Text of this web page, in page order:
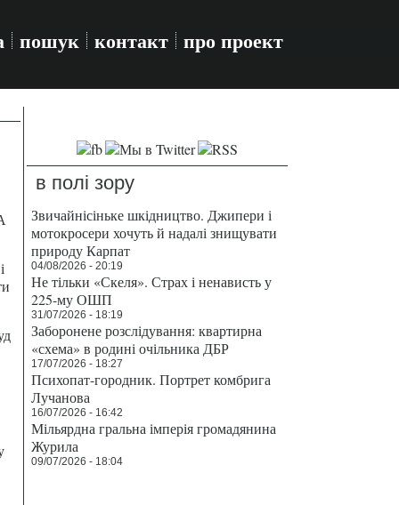
пошук контакт про проект
в полі зору
Звичайнісіньке шкідництво. Джипери і
мотокросери хочуть й надалі знищувати
природу Карпат
04/08/2026 - 20:19
Не тільки «Скеля». Страх і ненависть у
225-му ОШП
31/07/2026 - 18:19
Заборонене розслідування: квартирна
«схема» в родині очільника ДБР
17/07/2026 - 18:27
Психопат-городник. Портрет комбрига
Лучанова
16/07/2026 - 16:42
Мільярдна гральна імперія громадянина
Журила
09/07/2026 - 18:04